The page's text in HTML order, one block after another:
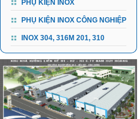
PHỤ KIỆN INOX
PHỤ KIỆN INOX CÔNG NGHIỆP
INOX 304, 316M 201, 310